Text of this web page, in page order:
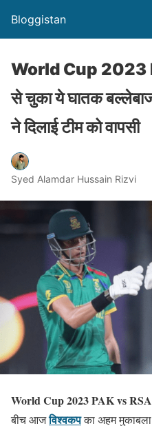
Bloggistan
World Cup 2023
से चुका ये घातक
ने दिलाई टीम को वापसी
Syed Alamdar Hussain Rizvi
World Cup 2023 PAK vs
बीच आजविश्वकपका अहम